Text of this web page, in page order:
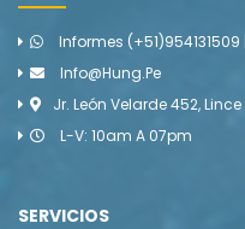
Informes
Info@hung.pe
Jr. León Velarde 452, Lince
L-V: 10am A 07pm
SERVICIOS